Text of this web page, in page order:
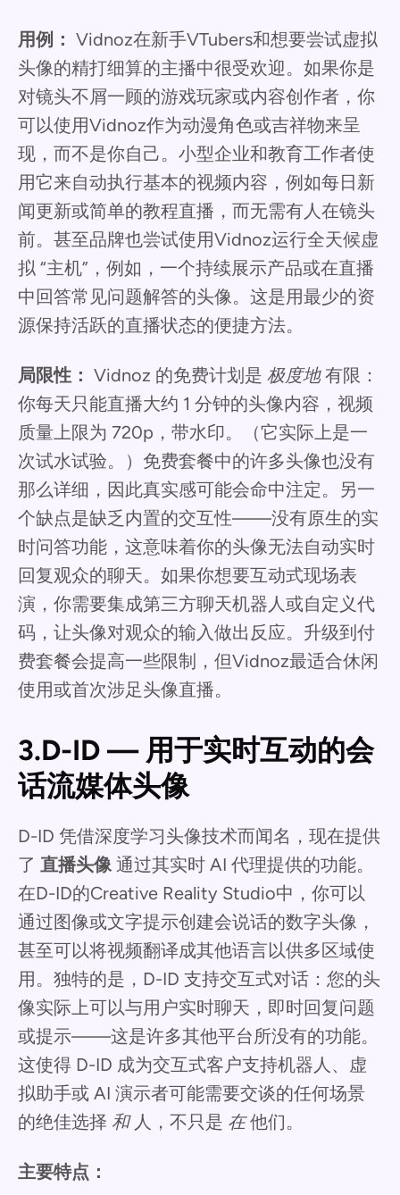
用例： Vidnoz在新手VTubers和想要尝试虚拟
头像的精打细算的主播中很受欢迎。如果你是
对镜头不屑一顾的游戏玩家或内容创作者，你
可以使用Vidnoz作为动漫角色或吉祥物来呈
现，而不是你自己。小型企业和教育工作者使
用它来自动执行基本的视频内容，例如每日新
闻更新或简单的教程直播，而无需有人在镜头
前。甚至品牌也尝试使用Vidnoz运行全天候虚
拟 “主机”，例如，一个持续展示产品或在直播
中回答常见问题解答的头像。这是用最少的资
源保持活跃的直播状态的便捷方法。
局限性： Vidnoz 的免费计划是 极度地有限：
你每天只能直播大约 1 分钟的头像内容，视频
质量上限为 720p，带水印。（它实际上是一
次试水试验。）免费套餐中的许多头像也没有
那么详细，因此真实感可能会命中注定。另一
个缺点是缺乏内置的交互性——没有原生的实
时问答功能，这意味着你的头像无法自动实时
回复观众的聊天。如果你想要互动式现场表
演，你需要集成第三方聊天机器人或自定义代
码，让头像对观众的输入做出反应。升级到付
费套餐会提高一些限制，但Vidnoz最适合休闲
使用或首次涉足头像直播。
3.D-ID — 用于实时互动的会
话流媒体头像
D-ID 凭借深度学习头像技术而闻名，现在提供
了 直播头像 通过其实时 AI 代理提供的功能。
在D-ID的Creative Reality Studio中，你可以
通过图像或文字提示创建会说话的数字头像，
甚至可以将视频翻译成其他语言以供多区域使
用。独特的是，D-ID 支持交互式对话：您的头
像实际上可以与用户实时聊天，即时回复问题
或提示——这是许多其他平台所没有的功能。
这使得 D-ID 成为交互式客户支持机器人、虚
拟助手或 AI 演示者可能需要交谈的任何场景
的绝佳选择 和人，不只是 在他们。
主要特点：